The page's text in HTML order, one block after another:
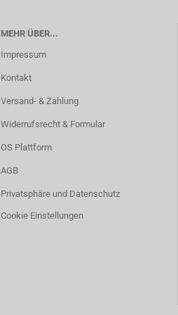
MEHR ÜBER...
Impressum
Kontakt
Versand- & Zahlung
Widerrufsrecht & Formular
OS Plattform
AGB
Privatsphäre und Datenschutz
Cookie Einstellungen